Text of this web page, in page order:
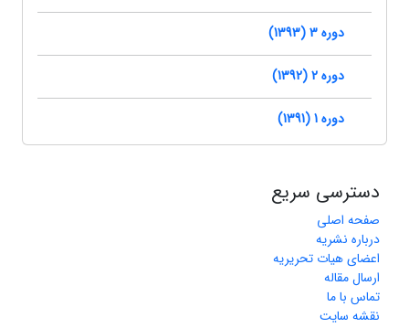
دوره 3 (1393)
دوره 2 (1392)
دوره 1 (1391)
دسترسی سریع
صفحه اصلی
درباره نشریه
اعضای هیات تحریریه
ارسال مقاله
تماس با ما
نقشه سایت